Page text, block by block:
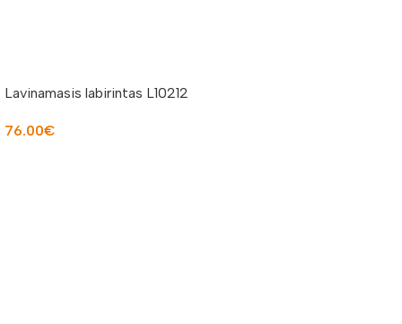
Lavinamasis labirintas L10212
76.00€